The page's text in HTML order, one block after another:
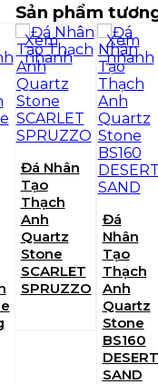
Sản phẩm
Xem
nhanh
Đá Nhân
Tạo
Thạch
Anh
Quartz
Stone
SCARLET
SPRUZZO
Xem
nhanh
Đá
Nhân
Tạo
Thạch
Anh
Quartz
Stone
BS160
DESERT
SAND